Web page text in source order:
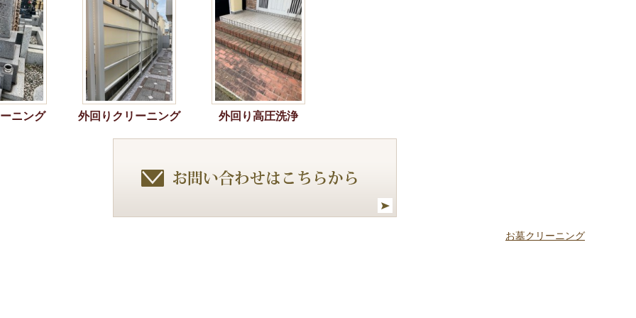
ニング 外回りクリーニング 外回り高圧洗浄
お墓クリーニング